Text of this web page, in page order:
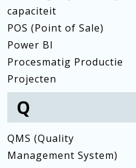
capaciteit
POS (Point of Sale)
Power BI
Procesmatig Productie
Projecten
Q
QMS (Quality
Management System)